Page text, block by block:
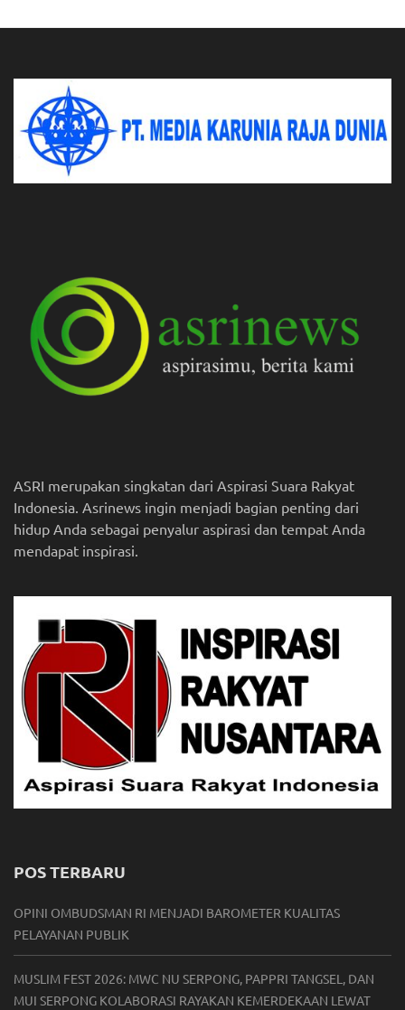
ASRI merupakan singkatan dari Aspirasi Suara Rakyat
Indonesia. Asrinews ingin menjadi bagian penting dari
hidup Anda sebagai penyalur aspirasi dan tempat Anda
mendapat inspirasi.
POS TERBARU
OPINI OMBUDSMAN RI MENJADI BAROMETER KUALITAS
PELAYANAN PUBLIK
MUSLIM FEST 2026: MWC NU SERPONG, PAPPRI TANGSEL, DAN
MUI SERPONG KOLABORASI RAYAKAN KEMERDEKAAN LEWAT